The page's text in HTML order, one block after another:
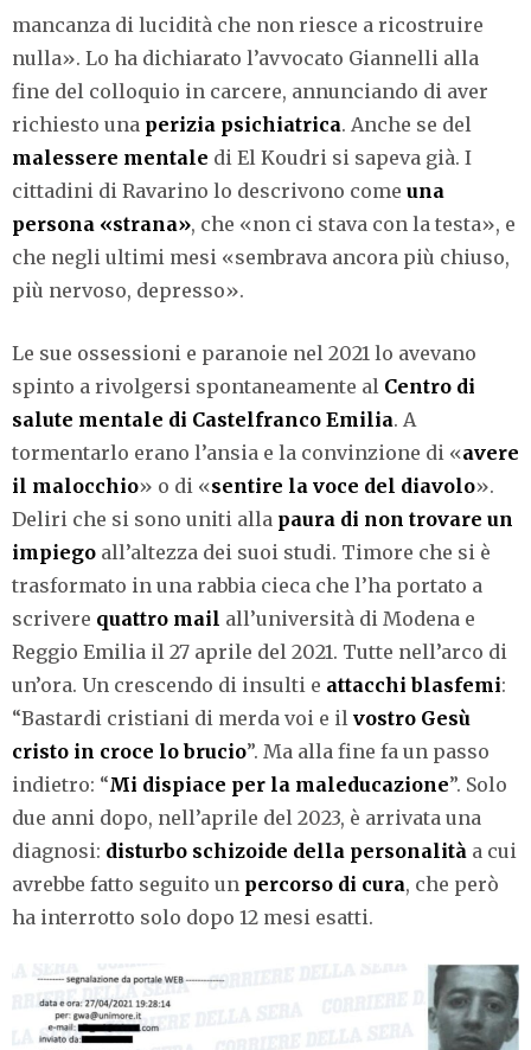
mancanza di lucidità che non riesce a ricostruire
nulla». Lo ha dichiarato l’avvocato Giannelli alla
fine del colloquio in carcere, annunciando di aver
richiesto una perizia psichiatrica. Anche se del
malessere mentale di El Koudri si sapeva già. I
cittadini di Ravarino lo descrivono come una
persona «strana», che «non ci stava con la testa», e
che negli ultimi mesi «sembrava ancora più chiuso,
più nervoso, depresso».
Le sue ossessioni e paranoie nel 2021 lo avevano
spinto a rivolgersi spontaneamente al Centro di
salute mentale di Castelfranco Emilia. A
tormentarlo erano l’ansia e la convinzione di «avere
il malocchio» o di «sentire la voce del diavolo».
Deliri che si sono uniti alla paura di non trovare un
impiego all’altezza dei suoi studi. Timore che si è
trasformato in una rabbia cieca che l’ha portato a
scrivere quattro mail all’università di Modena e
Reggio Emilia il 27 aprile del 2021. Tutte nell’arco di
un’ora. Un crescendo di insulti e attacchi blasfemi:
“Bastardi cristiani di merda voi e il vostro Gesù
cristo in croce lo brucio”. Ma alla fine fa un passo
indietro: “Mi dispiace per la maleducazione”. Solo
due anni dopo, nell’aprile del 2023, è arrivata una
diagnosi: disturbo schizoide della personalità a cui
avrebbe fatto seguito un percorso di cura, che però
ha interrotto solo dopo 12 mesi esatti.